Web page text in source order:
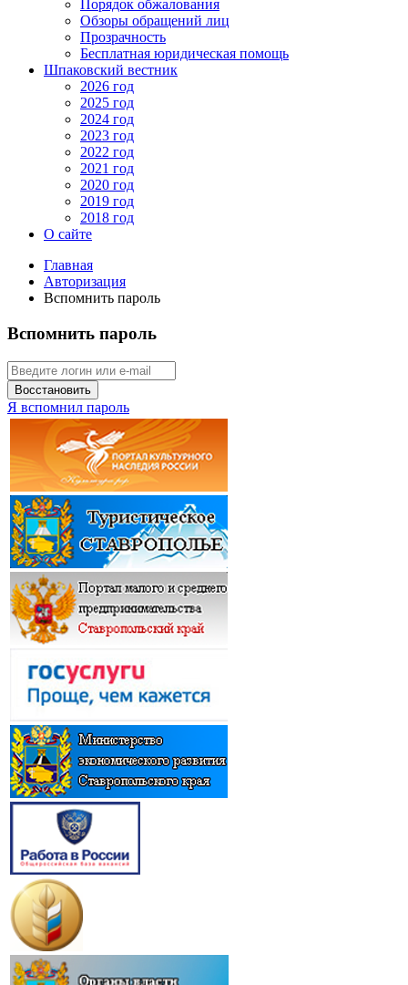
Порядок обжалования
Обзоры обращений лиц
Прозрачность
Бесплатная юридическая помощь
Шпаковский вестник
2026 год
2025 год
2024 год
2023 год
2022 год
2021 год
2020 год
2019 год
2018 год
О сайте
Главная
Авторизация
Вспомнить пароль
Вспомнить пароль
Восстановить
Я вспомнил пароль